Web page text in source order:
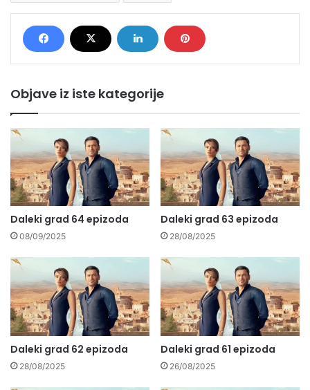
Objave iz iste kategorije
Daleki grad 64 epizoda
08/09/2025
Daleki grad 63 epizoda
28/08/2025
Daleki grad 62 epizoda
28/08/2025
Daleki grad 61 epizoda
26/08/2025